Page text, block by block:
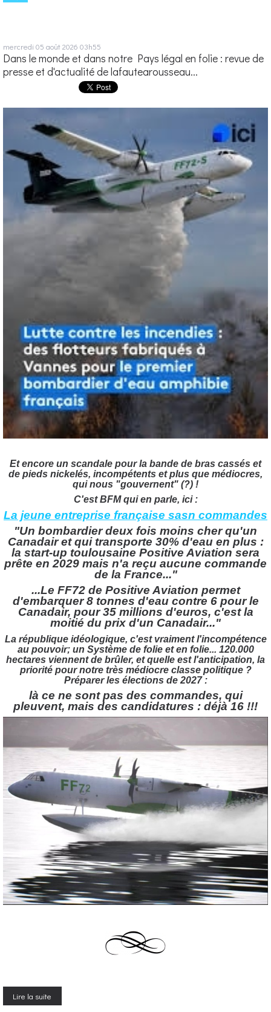
mercredi 05 août 2026 03h55
Dans le monde et dans notre Pays légal en folie : revue de
presse et d'actualité de lafautearousseau...
Et encore un scandale pour la bande de bras cassés et
de pieds nickelés, incompétents et plus que médiocres,
qui nous "gouvernent" (?) !
C'est BFM qui en parle, ici :
La jeune entreprise française sasn commandes
"Un bombardier deux fois moins cher qu'un
Canadair et qui transporte 30% d'eau en plus :
la start-up toulousaine Positive Aviation sera
prête en 2029 mais n'a reçu aucune commande
de la France..."
...Le FF72 de Positive Aviation permet
d'embarquer 8 tonnes d'eau contre 6 pour le
Canadair, pour 35 millions d'euros, c'est la
moitié du prix d'un Canadair..."
La république idéologique, c'est vraiment l'incompétence
au pouvoir; un Système de folie et en folie... 120.000
hectares viennent de brûler, et quelle est l'anticipation, la
priorité pour notre très médiocre classe politique ?
Préparer les élections de 2027 :
là ce ne sont pas des commandes, qui
pleuvent, mais des candidatures : déjà 16 !!!
Lire la suite